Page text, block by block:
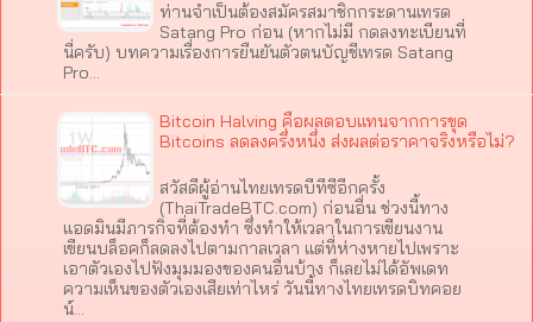
ท่านจำเป็นต้องสมัครสมาชิกกระดานเทรด
Satang Pro ก่อน (หากไม่มี กดลงทะเบียนที่
นี่ครับ) บทความเรื่องการยืนยันตัวตนบัญชีเทรด Satang
Pro…
Bitcoin Halving คือผลตอบแทนจากการขุด
Bitcoins ลดลงครึ่งหนึ่ง ส่งผลต่อราคาจริงหรือไม่?
สวัสดีผู้อ่านไทยเทรดบีทีซีอีกครั้ง
(ThaiTradeBTC.com) ก่อนอื่น ช่วงนี้ทาง
แอดมินมีภารกิจที่ต้องทำ ซึ่งทำให้เวลาในการเขียนงาน
เขียนบล็อคก็ลดลงไปตามกาลเวลา แต่ที่ห่างหายไปเพราะ
เอาตัวเองไปฟังมุมมองของคนอื่นบ้าง ก็เลยไม่ได้อัพเดท
ความเห็นของตัวเองเสียเท่าไหร่ วันนี้ทางไทยเทรดบิทคอย
น์…